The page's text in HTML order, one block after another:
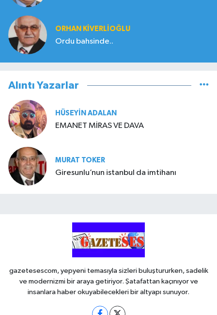
ORHAN KIVERLIOĞLU
Ordu bahsinde..
Alıntı Yazarlar
HÜSEYIN ADALAN
EMANET MİRAS VE DAVA
MURAT TOKER
Giresunlu’nun istanbul da imtihanı
gazetesescom, yepyeni temasıyla sizleri buluştururken, sadelik
ve modernizmi bir araya getiriyor. Şatafattan kaçınıyor ve
insanlara haber okuyabilecekleri bir altyapı sunuyor.